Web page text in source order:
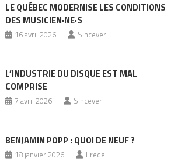
LE QUÉBEC MODERNISE LES CONDITIONS
DES MUSICIEN·NE·S
16 avril 2026 Sincever
L’INDUSTRIE DU DISQUE EST MAL
COMPRISE
7 avril 2026 Sincever
BENJAMIN POPP : QUOI DE NEUF ?
18 janvier 2026 Fredel